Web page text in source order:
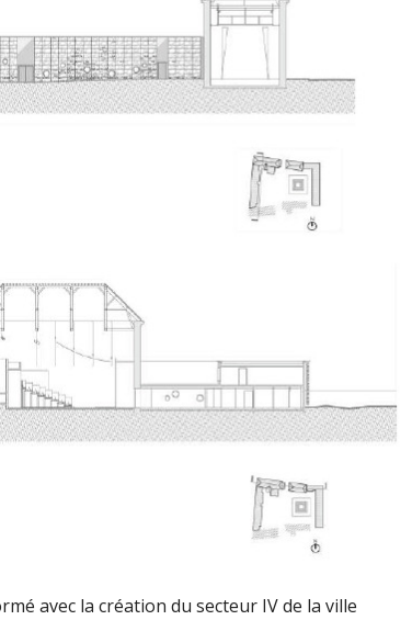
avec la création du secteur IV de la ville